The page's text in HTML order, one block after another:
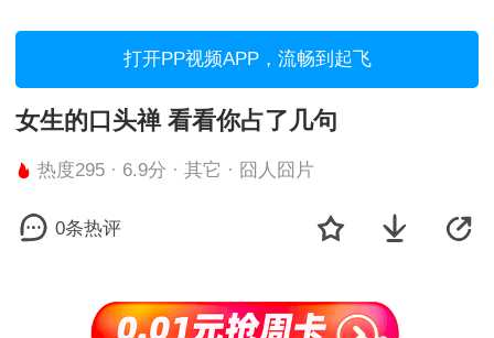
打开PP视频APP，流畅到起飞
女生的口头禅 看看你占了几句
热度295 · 6.9分 · 其它 · 囧人囧片
0条热评